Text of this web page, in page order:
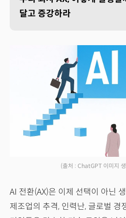
달고 증강하라
(출처 : ChatGPT 이미지
AI 전환(AX)은 이제 선택이 아닌
제조업의 추격, 인력난, 글로벌 경